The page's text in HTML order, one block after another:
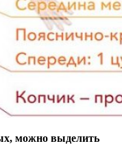
можно выделить